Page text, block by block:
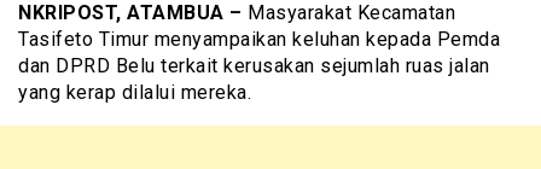
NKRIPOST, ATAMBUA – Masyarakat Kecamatan
Tasifeto Timur menyampaikan keluhan kepada Pemda
dan DPRD Belu terkait kerusakan sejumlah ruas jalan
yang kerap dilalui mereka.